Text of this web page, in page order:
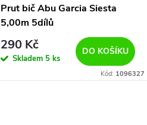
Prut bič Abu Garcia Siesta
5,00m 5dílů
290 Kč
Skladem 5 ks
DO KOŠÍKU
Kód: 1096327